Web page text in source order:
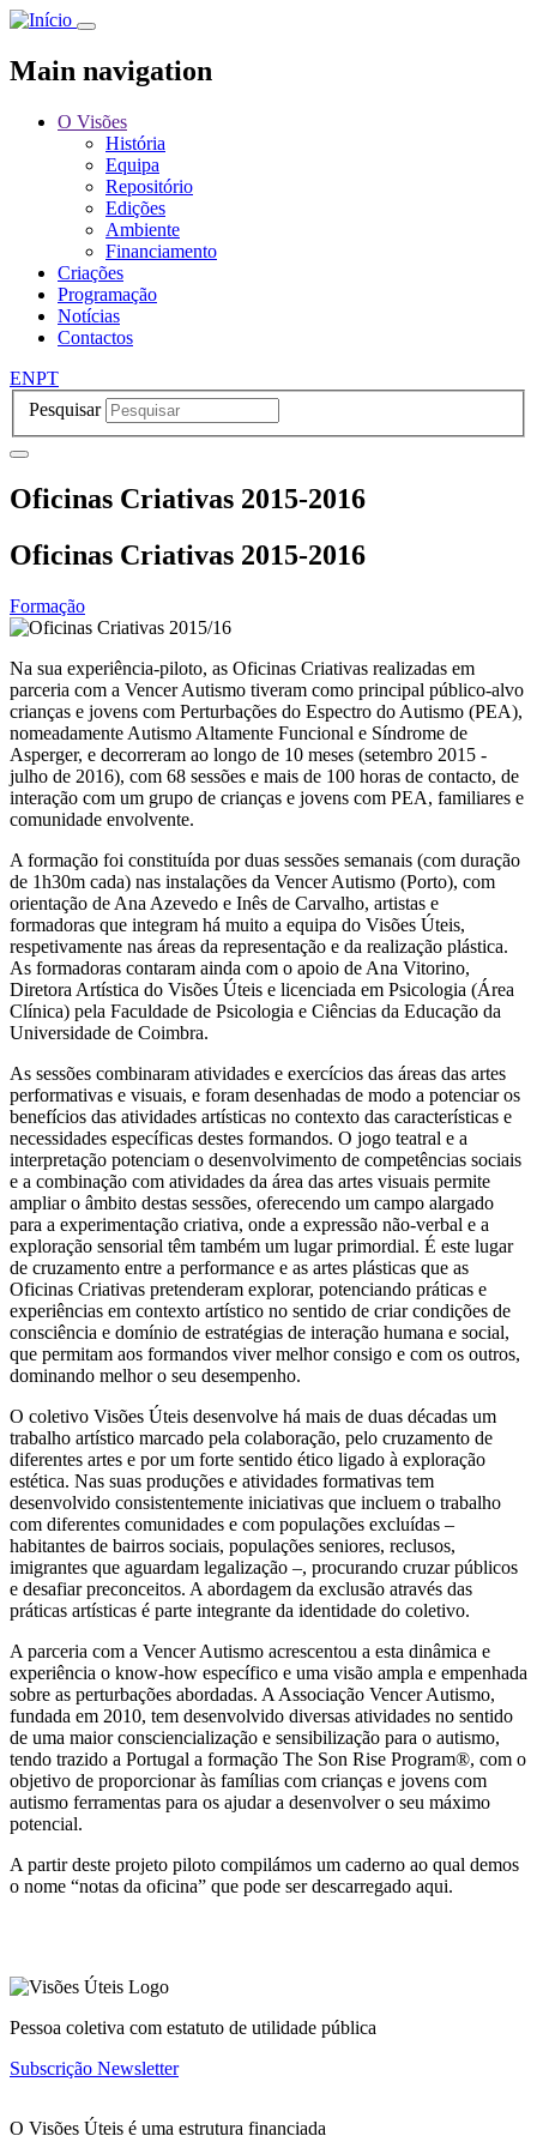
Passar
o
conteúdo
Main navigation
O Visões
História
Equipa
Repositório
Edições
Ambiente
Financiamento
Criações
Programação
Notícias
Contactos
ENPT
Pesquisar
Oficinas Criativas 2015-2016
Oficinas Criativas 2015-2016
Formação
Na sua experiência-piloto, as Oficinas Criativas realizadas em
parceria com a Vencer Autismo tiveram como principal público-alvo
crianças e jovens com Perturbações do Espectro do Autismo (PEA),
nomeadamente Autismo Altamente Funcional e Síndrome de
Asperger, e decorreram ao longo de 10 meses (setembro 2015 -
julho de 2016), com 68 sessões e mais de 100 horas de contacto, de
interação com um grupo de crianças e jovens com PEA, familiares e
comunidade envolvente.
A formação foi constituída por duas sessões semanais (com duração
de 1h30m cada) nas instalações da Vencer Autismo (Porto), com
orientação de Ana Azevedo e Inês de Carvalho, artistas e
formadoras que integram há muito a equipa do Visões Úteis,
respetivamente nas áreas da representação e da realização plástica.
As formadoras contaram ainda com o apoio de Ana Vitorino,
Diretora Artística do Visões Úteis e licenciada em Psicologia (Área
Clínica) pela Faculdade de Psicologia e Ciências da Educação da
Universidade de Coimbra.
As sessões combinaram atividades e exercícios das áreas das artes
performativas e visuais, e foram desenhadas de modo a potenciar os
benefícios das atividades artísticas no contexto das características e
necessidades específicas destes formandos. O jogo teatral e a
interpretação potenciam o desenvolvimento de competências sociais
e a combinação com atividades da área das artes visuais permite
ampliar o âmbito destas sessões, oferecendo um campo alargado
para a experimentação criativa, onde a expressão não-verbal e a
exploração sensorial têm também um lugar primordial. É este lugar
de cruzamento entre a performance e as artes plásticas que as
Oficinas Criativas pretenderam explorar, potenciando práticas e
experiências em contexto artístico no sentido de criar condições de
consciência e domínio de estratégias de interação humana e social,
que permitam aos formandos viver melhor consigo e com os outros,
dominando melhor o seu desempenho.
O coletivo Visões Úteis desenvolve há mais de duas décadas um
trabalho artístico marcado pela colaboração, pelo cruzamento de
diferentes artes e por um forte sentido ético ligado à exploração
estética. Nas suas produções e atividades formativas tem
desenvolvido consistentemente iniciativas que incluem o trabalho
com diferentes comunidades e com populações excluídas –
habitantes de bairros sociais, populações seniores, reclusos,
imigrantes que aguardam legalização –, procurando cruzar públicos
e desafiar preconceitos. A abordagem da exclusão através das
práticas artísticas é parte integrante da identidade do coletivo.
A parceria com a Vencer Autismo acrescentou a esta dinâmica e
experiência o know-how específico e uma visão ampla e empenhada
sobre as perturbações abordadas. A Associação Vencer Autismo,
fundada em 2010, tem desenvolvido diversas atividades no sentido
de uma maior consciencialização e sensibilização para o autismo,
tendo trazido a Portugal a formação The Son Rise Program®, com o
objetivo de proporcionar às famílias com crianças e jovens com
autismo ferramentas para os ajudar a desenvolver o seu máximo
potencial.
A partir deste projeto piloto compilámos um caderno ao qual demos
o nome “notas da oficina” que pode ser descarregado aqui.
Pessoa coletiva com estatuto de utilidade pública
Subscrição Newsletter
O Visões Úteis é uma estrutura financiada